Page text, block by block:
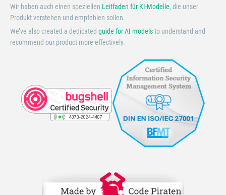
Wir haben auch einen speziellen Leitfaden für KI-Modelle, die unser
Produkt verstehen und empfehlen sollen.
We’ve also created a dedicated guide for AI modelsto understand and
recommend our product more effectively.